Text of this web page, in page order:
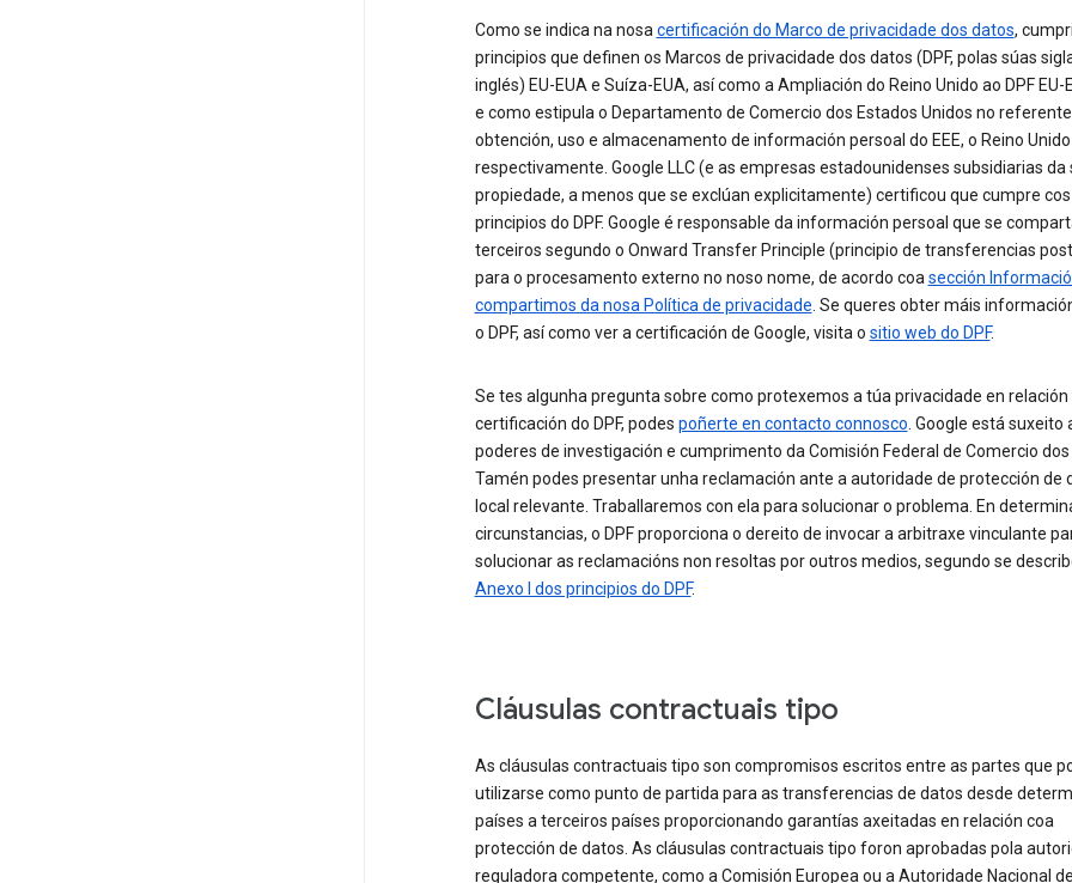
Como se indica na nosacertificación do Marco de privacidade dos datos,
principios que definen os Marcos de privacidade dos datos (DPF, polas súas
inglés) EU-EUA e Suíza-EUA, así como a Ampliación do Reino Unido ao DPF EU-
e como estipula o Departamento de Comercio dos Estados Unidos no
obtención, uso e almacenamento de información persoal do EEE, o Reino
respectivamente. Google LLC (e as empresas estadounidenses subsidiarias da
propiedade, a menos que se exclúan explicitamente) certificou que cumpre cos
principios do DPF. Google é responsable da información persoal que se
terceiros segundo o Onward Transfer Principle (principio de transferencias
para o procesamento externo no noso nome, de acordo coasección
compartimos da nosa Política de privacidade. Se queres obter máis
o DPF, así como ver a certificación de Google, visita o sitio web do DPF.
Se tes algunha pregunta sobre como protexemos a túa privacidade en relación
certificación do DPF, podes poñerte en contacto connosco. Google está suxeito
poderes de investigación e cumprimento da Comisión Federal de Comercio dos
Tamén podes presentar unha reclamación ante a autoridade de protección de
local relevante. Traballaremos con ela para solucionar o problema. En
circunstancias, o DPF proporciona o dereito de invocar a arbitraxe vinculante
solucionar as reclamacións non resoltas por outros medios, segundo se
Anexo I dos principios do DPF.
Cláusulas contractuais tipo
As cláusulas contractuais tipo son compromisos escritos entre as partes que
utilizarse como punto de partida para as transferencias de datos desde
países a terceiros países proporcionando garantías axeitadas en relación coa
protección de datos. As cláusulas contractuais tipo foron aprobadas pola
reguladora competente, como a Comisión Europea ou a Autoridade Nacional de